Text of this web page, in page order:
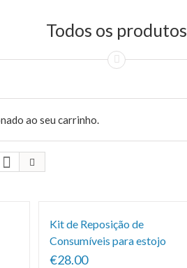
Todos os produtos
ao seu carrinho.
Kit de Reposição de
Consumíveis para estojo
€28.00